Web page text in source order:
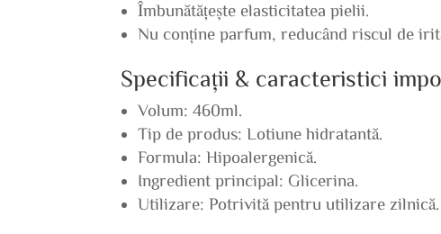
Îmbunătățește elasticitatea pielii.
Nu conține parfum, reducând riscul de
Specificații & caracteristici
Volum: 460ml.
Tip de produs: Lotiune hidratantă.
Formula: Hipoalergenică.
Ingredient principal: Glicerina.
Utilizare: Potrivită pentru utilizare zilnică.